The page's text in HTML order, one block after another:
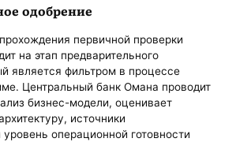
одобрение
первичной проверки
на этап предварительного
является фильтром в процессе
Центральный банк Омана проводит
бизнес-модели, оценивает
источники
операционной готовности